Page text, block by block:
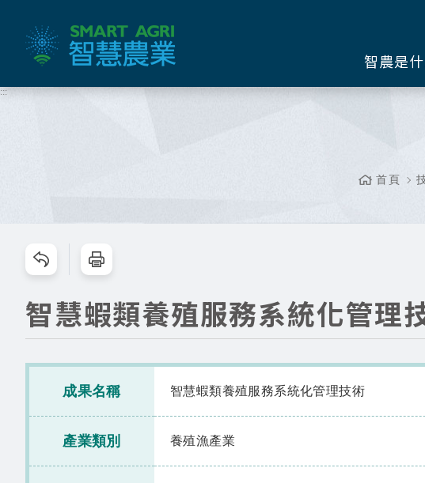
容
智農是
:::
首頁
跳過此工具列請按[Enter]，繼續則按[Tab]
智慧蝦類養殖服務系統化管理
成果名稱 智慧蝦類養殖服務系統化管理技術
產業類別 養殖漁產業